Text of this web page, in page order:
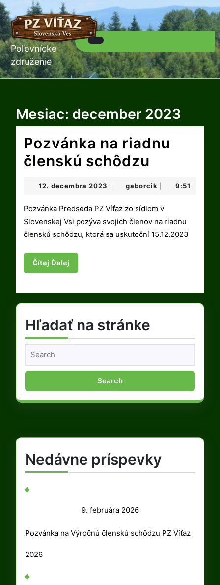
Skip
to
content
Poľovnícke
združenie
Button
Mesiac: december 2023
Pozvánka na riadnu
členskú schôdzu
na
riadnu
členskú
schôdzu
12. decembra 2023 12.
2023
gaborcik gaborcik
9:51
Pozvánka Predseda PZ Víťaz zo sídlom v
Slovenskej Vsi pozýva svojich členov na riadnu
členskú schôdzu, ktorá sa uskutoční 15.12.2023
Čítaj Ďalej
Ďalej
Hľadať na stránke
for:
Nedávne príspevky
9. februára 20269.
februára
Pozvánka na Výročnú členskú schôdzu PZ Víťaz
2026